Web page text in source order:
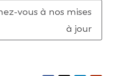
vous à nos mises
à jour